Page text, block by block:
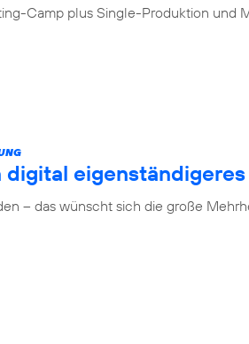
Camp plus Single-Produktion und
eigenständigeres
– das wünscht sich die große